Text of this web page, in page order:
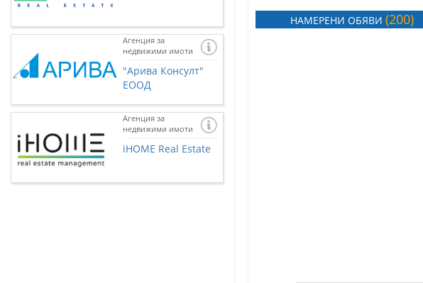
Агенция за
недвижими имоти
"Арива Консулт"
ЕООД
Агенция за
недвижими имоти
iHOME Real Estate
НАМЕРЕНИ ОБЯВИ (200)